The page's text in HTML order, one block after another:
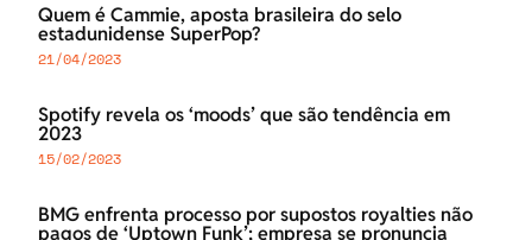
Quem é Cammie, aposta brasileira do selo
estadunidense SuperPop?
21/04/2023
Spotify revela os ‘moods’ que são tendência em
2023
15/02/2023
BMG enfrenta processo por supostos royalties não
pagos de ‘Uptown Funk’; empresa se pronuncia